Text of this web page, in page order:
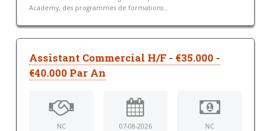
Academy, des programmes de formations...
Assistant Commercial H/F - €35.000 -
€40.000 Par An
NC 07-08-2026 NC